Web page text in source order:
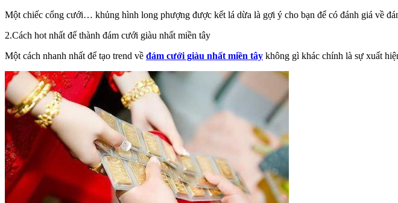
Một chiếc cổng cưới… khủng hình long phượng được kết lá dừa là gợi ý cho bạn để có đánh giá về
2.Cách hot nhất để thành đám cưới giàu nhất miền tây
Một cách nhanh nhất để tạo trend về đám cưới giàu nhất miền tây không gì khác chính là sự xuất